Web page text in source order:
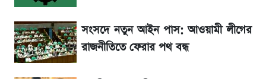
লাফিয়ে বাড়ল স্বর্ণের দাম, এক মাসের মধ্যে সর্বোচ্চ
রেকর্ড
শেয়ার বিজকে লিগ্যাল নোটিশ পাঠাল রবি, শুরু নতুন
সংসদে নতুন আইন পাস: আওয়ামী লীগের
রাজনীতিতে ফেরার পথ বন্ধ